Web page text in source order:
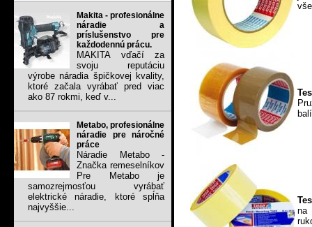
Makita - profesionálne
náradie a
príslušenstvo pre
každodennú prácu.
MAKITA vďačí za
svoju reputáciu
výrobe náradia špičkovej kvality,
ktoré začala vyrábať pred viac
ako 87 rokmi, keď v...
Metabo, profesionálne
náradie pre náročné
práce
Náradie Metabo -
Značka remeselníkov
Pre Metabo je
samozrejmosťou vyrábať
elektrické náradie, ktoré spĺňa
najvyššie...
na